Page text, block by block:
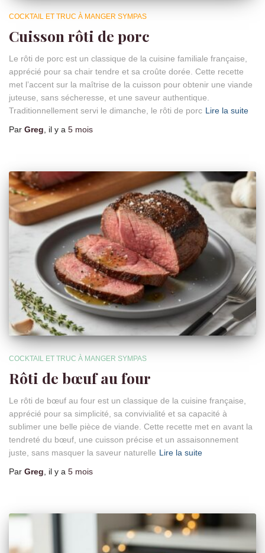
COCKTAIL ET TRUC À MANGER SYMPAS
Cuisson rôti de porc
Le rôti de porc est un classique de la cuisine familiale française,
apprécié pour sa chair tendre et sa croûte dorée. Cette recette
met l’accent sur la maîtrise de la cuisson pour obtenir une viande
juteuse, sans sécheresse, et une saveur authentique.
Traditionnellement servi le dimanche, le rôti de porc Lire la suite
Par Greg , il y a 5 mois
COCKTAIL ET TRUC À MANGER SYMPAS
Rôti de bœuf au four
Le rôti de bœuf au four est un classique de la cuisine française,
apprécié pour sa simplicité, sa convivialité et sa capacité à
sublimer une belle pièce de viande. Cette recette met en avant la
tendreté du bœuf, une cuisson précise et un assaisonnement
juste, sans masquer la saveur naturelle Lire la suite
Par Greg, il y a 5 mois